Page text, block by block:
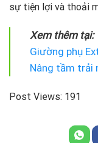
sự tiện lợi và thoải
Xem thêm tại:
Giường phụ
Nâng tầm trải
Post Views: 191